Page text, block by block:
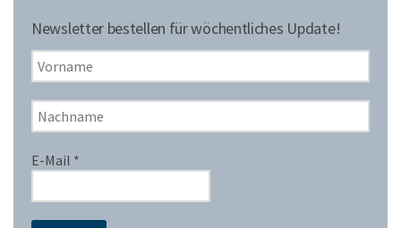
Newsletter bestellen für wöchentliches Update!
E-Mail *